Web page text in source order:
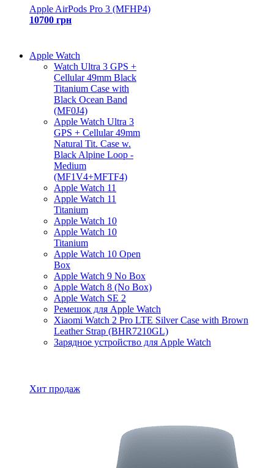
Apple AirPods Pro 3 (MFHP4)
10700 грн
Apple Watch
Watch Ultra 3 GPS +
Cellular 49mm Black
Titanium Case with
Black Ocean Band
(MF0J4)
Apple Watch Ultra 3
GPS + Cellular 49mm
Natural Tit. Case w.
Black Alpine Loop -
Medium
(MF1V4+MFTF4)
Apple Watch 11
Apple Watch 11
Titanium
Apple Watch 10
Apple Watch 10
Titanium
Apple Watch 10 Open
Box
Apple Watch 9 No Box
Apple Watch 8 (No Box)
Apple Watch SE 2
Ремешок для Apple Watch
Xiaomi Watch 2 Pro LTE Silver Case with Brown
Leather Strap (BHR7210GL)
Зарядное устройство для Apple Watch
Хит продаж